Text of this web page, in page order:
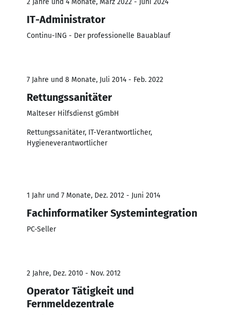
IT-Administrator
Continu-ING - Der professionelle Bauablauf
7 Jahre und 8 Monate, Juli 2014 - Feb. 2022
Rettungssanitäter
Malteser Hilfsdienst gGmbH
Rettungssanitäter, IT-Verantwortlicher,
Hygieneverantwortlicher
1 Jahr und 7 Monate, Dez. 2012 - Juni 2014
Fachinformatiker Systemintegration
PC-Seller
2 Jahre, Dez. 2010 - Nov. 2012
Operator Tätigkeit und
Fernmeldezentrale